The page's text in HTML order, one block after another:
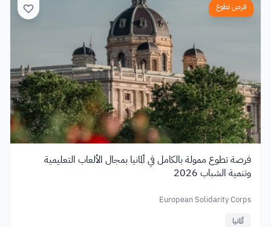
فرص تطوع
فرصة تطوع ممولة بالكامل في ألمانيا بمجال الألعاب التعليمية
وتنمية الشباب 2026
European Solidarity Corps
ألمانيا